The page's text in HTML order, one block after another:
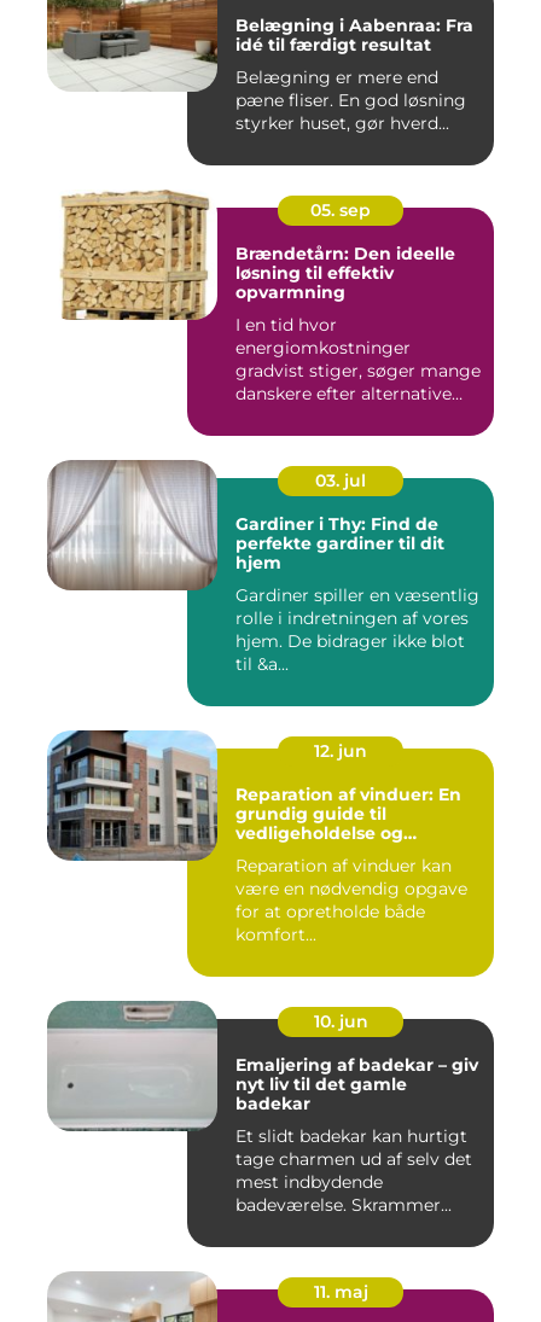
Belægning i Aabenraa: Fra
idé til færdigt resultat
Belægning er mere end
pæne fliser. En god løsning
styrker huset, gør hverd...
05. sep
Brændetårn: Den ideelle
løsning til effektiv
opvarmning
I en tid hvor
energiomkostninger
gradvist stiger, søger mange
danskere efter alternative
03. jul
Gardiner i Thy: Find de
perfekte gardiner til dit
hjem
Gardiner spiller en væsentlig
rolle i indretningen af vores
hjem. De bidrager ikke blot
til &a...
12. jun
Reparation af vinduer: En
grundig guide til
vedligeholdelse og
Reparation af vinduer kan
være en nødvendig opgave
for at opretholde både
komfort...
10. jun
Emaljering af badekar – giv
nyt liv til det gamle
badekar
Et slidt badekar kan hurtigt
tage charmen ud af selv det
mest indbydende
badeværelse. Skrammer...
11. maj